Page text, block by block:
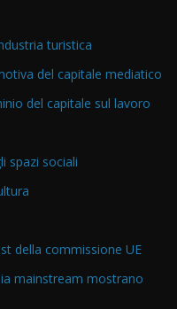
turistica
del capitale mediatico
del capitale sul lavoro
spazi sociali
della commissione UE
mainstream mostrano